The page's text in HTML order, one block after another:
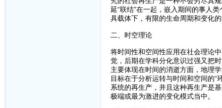
延“联结”在一起，嵌入期间的事人
具载体下，有限的生命周期和变化
二、时空理论
将时间性和空间性应用在社会理论
觉，后期在学科分化意识过强又把
主要体现在时间的消逝方面，地理
目标在于分析运转与时间和空间的“
系统的再生产，并且这种再生产是
极端或最为激进的变化模式当中。